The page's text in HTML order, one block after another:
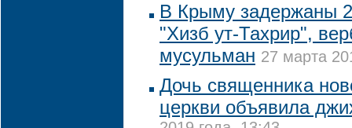
В Крыму задержаны
"Хизб ут-Тахрир",
мусульман 27 марта
Дочь священника
церкви объявила